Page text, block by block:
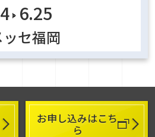
6.25
セ福岡
お申し込みはこち
ら